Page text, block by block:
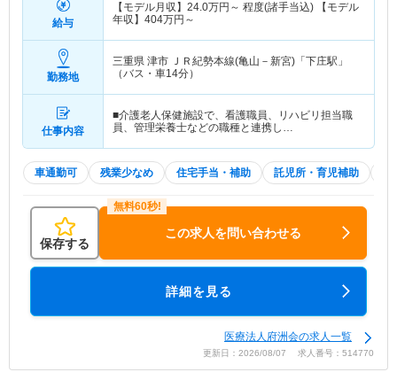
給与
【モデル月収】 24.0万円～ 程度(諸手当込) 【モデル
年収】 404万円～
勤務地
三重県 津市 ＪＲ紀勢本線(亀山－新宮)「下庄駅」
（バス・車14分）
仕事内容
■介護老人保健施設で、看護職員、リハビリ担当職
員、管理栄養士などの職種と連携し…
車通勤可 残業少なめ 住宅手当・補助 託児所・育児補助
保存する
この求人を問い合わせる
詳細を見る
医療法人府洲会の求人一覧
更新日：2026/08/07 求人番号：514770